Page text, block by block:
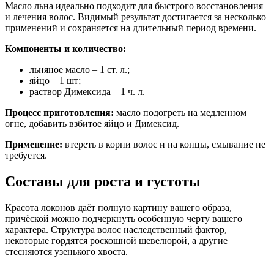
Масло льна идеально подходит для быстрого восстановления
и лечения волос. Видимый результат достигается за несколько
применений и сохраняется на длительный период времени.
Компоненты и количество:
льняное масло – 1 ст. л.;
яйцо – 1 шт;
раствор Димексида – 1 ч. л.
Процесс приготовления: масло подогреть на медленном
огне, добавить взбитое яйцо и Димексид.
Применение: втереть в корни волос и на концы, смывание не
требуется.
Составы для роста и густоты
Красота локонов даёт полную картину вашего образа,
причёской можно подчеркнуть особенную черту вашего
характера. Структура волос наследственный фактор,
некоторые гордятся роскошной шевелюрой, а другие
стесняются узенького хвоста.